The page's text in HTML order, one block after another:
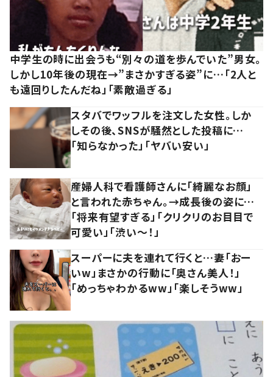
中学生の時に出会うも“別々の道を歩んでいた”男女。
しかし10年後の現在→”まさかすぎる姿”に…「2人と
も遠回りしたんだね」「素敵過ぎる」
スタバでワッフルを注文した女性。しか
しその後、SNSが騒然とした投稿に…
「知らなかった」「ヤバい安い」
産婦人科で看護師さんに「綺麗なお顔」
と言われた赤ちゃん。→成長後の姿に…
「将来有望すぎる」「クリクリのお目目で
可愛い」「渋い～！」
スーパーに夫を連れて行くと…妻「おー
いw」まさかの行動に「奥さん美人！」
「めっちゃわかるww」「楽しそうww」